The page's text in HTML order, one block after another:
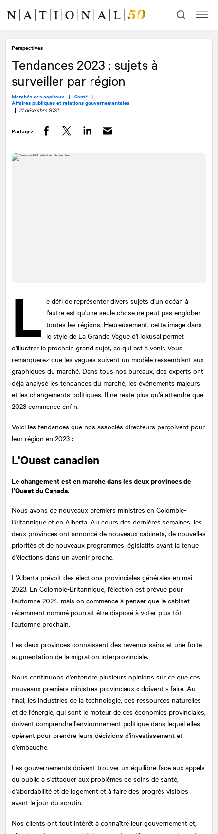
contenu
navigation
Perspectives
Tendances 2023 : sujets à
surveiller par région
Marchés des capitaux | Santé |
Affaires publiques et relations gouvernementales
| 21 décembre 2022
Partagez
L e défi de représenter divers sujets d'un océan à
l'autre est qu'une seule chose ne peut pas englober
toutes les régions. Heureusement, cette image dans
le style de La Grande Vague d'Hokusai permet
d'illustrer le prochain grand sujet, ce qui est à venir. Vous
remarquerez que les vagues suivent un modèle ressemblant aux
graphiques du marché. Dans tous nos bureaux, des experts ont
déjà analysé les tendances du marché, les événements majeurs
et les changements politiques. Il ne reste plus qu'à attendre que
2023 commence enfin.
Voici les tendances que nos associés directeurs perçoivent pour
leur région en 2023 :
L'Ouest canadien
Le changement est en marche dans les deux provinces de
l'Ouest du Canada.
Nous avons de nouveaux premiers ministres en Colombie-
Britannique et en Alberta. Au cours des dernières semaines, les
deux provinces ont annoncé de nouveaux cabinets, de nouvelles
priorités et de nouveaux programmes législatifs avant la tenue
d'élections dans un avenir proche.
L'Alberta prévoit des élections provinciales générales en mai
2023. En Colombie-Britannique, l'élection est prévue pour
l'automne 2024, mais on commence à penser que le cabinet
récemment nommé pourrait être disposé à voter plus tôt
l'automne prochain.
Les deux provinces connaissent des revenus sains et une forte
augmentation de la migration interprovinciale.
Nous continuons d'entendre plusieurs opinions sur ce que ces
nouveaux premiers ministres provinciaux « doivent » faire. Au
final, les industries de la technologie, des ressources naturelles
et de l'énergie, qui sont le moteur de ces économies provinciales,
doivent comprendre l'environnement politique dans lequel elles
opèrent pour prendre leurs décisions d'investissement et
d'embauche.
Les gouvernements doivent trouver un équilibre face aux appels
du public à s'attaquer aux problèmes de soins de santé,
d'abordabilité et de logement et à faire des progrès visibles
avant le jour du scrutin.
Nos clients ont tout intérêt à connaître leur gouvernement et,